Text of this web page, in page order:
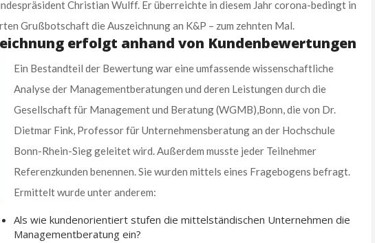
Christian Wulff. Er überreichte in diesem Jahr corona-bedingt in
Grußbotschaft die Auszeichnung an K&P – zum zehnten Mal.
erfolgt anhand von Kundenbewertungen
Ein Bestandteil der Bewertung war eine umfassende wissenschaftliche
Analyse der Managementberatungen und deren Leistungen durch die
Gesellschaft für Management und Beratung (WGMB),Bonn, die von Dr.
Dietmar Fink, Professor für Unternehmensberatung an der Hochschule
Bonn-Rhein-Sieg geleitet wird. Außerdem musste jeder Teilnehmer
Referenzkunden benennen. Sie wurden mittels eines Fragebogens befragt.
Ermittelt wurde unter anderem:
Als wie kundenorientiert stufen die mittelständischen Unternehmen die
Managementberatung ein?